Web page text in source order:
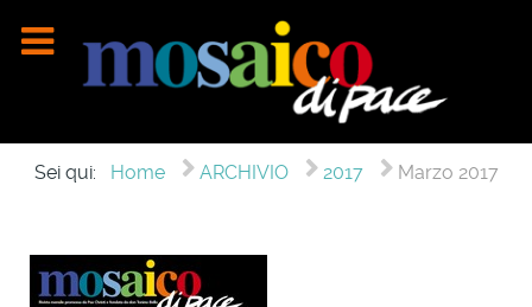
Sei qui: Home ARCHIVIO 2017 Marzo 2017